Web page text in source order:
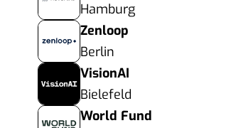
Hamburg
Zenloop
Berlin
VisionAI
Bielefeld
World Fund